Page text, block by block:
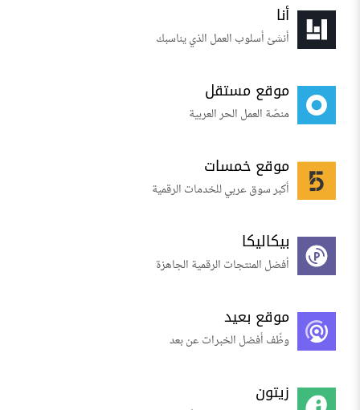
أنا
أنشئ أسلوب العمل الذي يناسبك
موقع مستقل
منصّة العمل الحر العربية
موقع خمسات
أكبر سوق عربي للخدمات الرقمية
بيكاليكا
أفضل المنتجات الرقمية الجاهزة
موقع بعيد
وظّف أفضل الخبرات عن بعد
زيتون